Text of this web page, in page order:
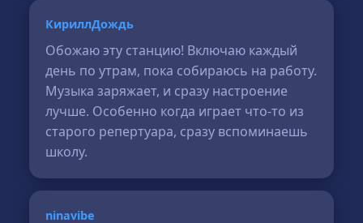
КириллДождь
Обожаю эту станцию! Включаю каждый
день по утрам, пока собираюсь на работу.
Музыка заряжает, и сразу настроение
лучше. Особенно когда играет что-то из
старого репертуара, сразу вспоминаешь
школу.
ninavibe